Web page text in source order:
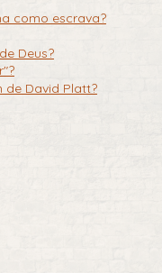
como escrava?
Deus?
de David Platt?